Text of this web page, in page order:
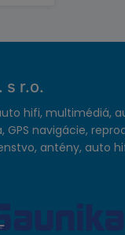
s r.o.
hifi, multimédiá,
navigácie,
antény, auto